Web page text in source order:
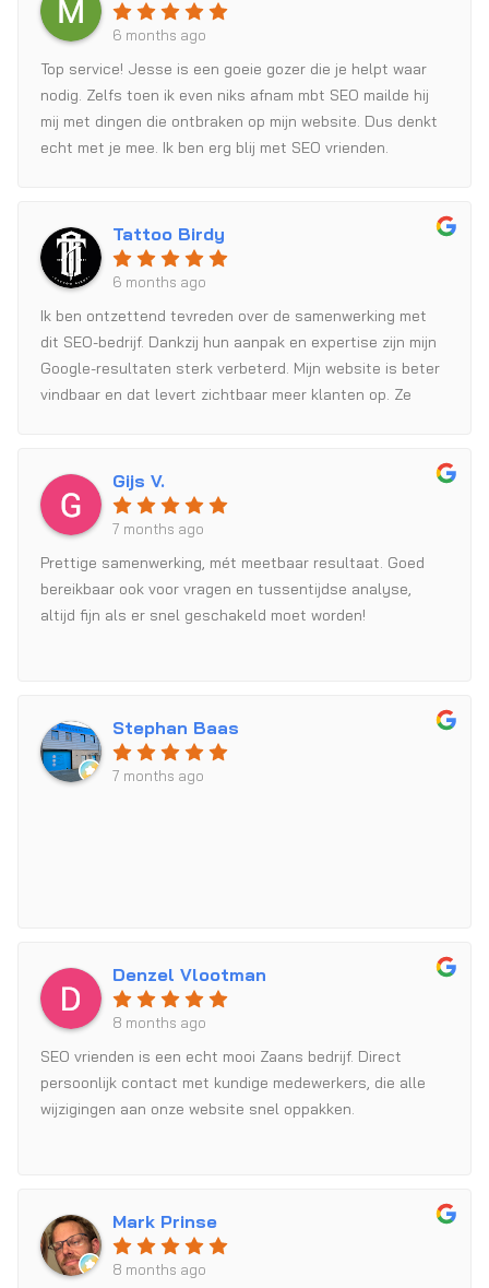
6 months ago
Top service! Jesse is een goeie gozer die je helpt waar
nodig. Zelfs toen ik even niks afnam mbt SEO mailde hij
mij met dingen die ontbraken op mijn website. Dus denkt
echt met je mee. Ik ben erg blij met SEO vrienden.
Tattoo Birdy
6 months ago
Ik ben ontzettend tevreden over de samenwerking met
dit SEO-bedrijf. Dankzij hun aanpak en expertise zijn mijn
Google-resultaten sterk verbeterd. Mijn website is beter
vindbaar en dat levert zichtbaar meer klanten op. Ze
Gijs V.
7 months ago
Prettige samenwerking, mét meetbaar resultaat. Goed
bereikbaar ook voor vragen en tussentijdse analyse,
altijd fijn als er snel geschakeld moet worden!
Stephan Baas
7 months ago
Denzel Vlootman
8 months ago
SEO vrienden is een echt mooi Zaans bedrijf. Direct
persoonlijk contact met kundige medewerkers, die alle
wijzigingen aan onze website snel oppakken.
Mark Prinse
8 months ago